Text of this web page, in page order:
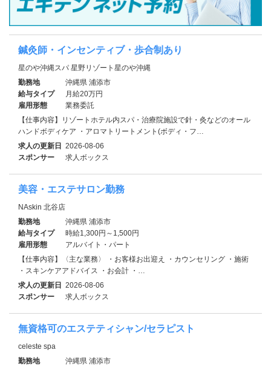
鍼灸師・インセンティブ・歩合制あり
星のや沖縄スパ 星野リゾート星のや沖縄
勤務地
沖縄県 浦添市
給与タイプ
月給20万円
雇用形態
業務委託
【仕事内容】リゾートホテル内スパ・治療院施設で針・灸などのオール
ハンドボディケア ・アロマトリートメント(ボディ・フ…
求人の更新日 2026-08-06
スポンサー
求人ボックス
美容・エステサロン勤務
NAskin 北谷店
勤務地
沖縄県 浦添市
給与タイプ
時給1,300円～1,500円
雇用形態
アルバイト・パート
【仕事内容】〈主な業務〉 ・お客様お出迎え ・カウンセリング ・施術
・スキンケアアドバイス ・お会計 ・…
求人の更新日 2026-08-06
スポンサー
求人ボックス
無資格可のエステティシャン/セラピスト
celeste spa
勤務地
沖縄県 浦添市